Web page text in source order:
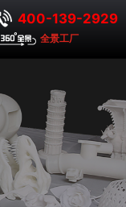
400-139-2929
全景工厂